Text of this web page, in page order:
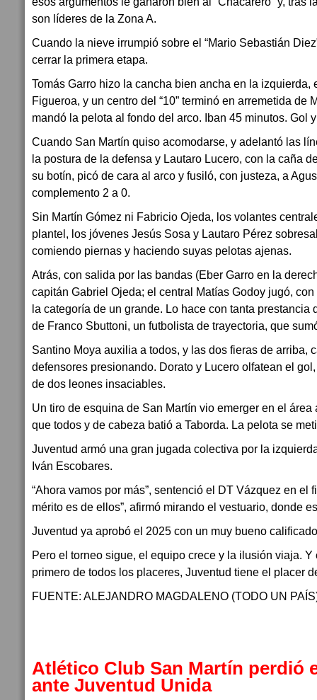
son líderes de la Zona A.
Cuando la nieve irrumpió sobre el “Mario Sebastián
cerrar la primera etapa.
Tomás Garro hizo la cancha bien ancha en la izquierda,
Figueroa, y un centro del “10” terminó en arremetida de
mandó la pelota al fondo del arco. Iban 45 minutos. Gol
Cuando San Martín quiso acomodarse, y adelantó las
la postura de la defensa y Lautaro Lucero, con la caña
su botín, picó de cara al arco y fusiló, con justeza, a
complemento 2 a 0.
Sin Martín Gómez ni Fabricio Ojeda, los volantes
plantel, los jóvenes Jesús Sosa y Lautaro Pérez
comiendo piernas y haciendo suyas pelotas ajenas.
Atrás, con salida por las bandas (Eber Garro en la
capitán Gabriel Ojeda; el central Matías Godoy jugó,
la categoría de un grande. Lo hace con tanta prestancia
de Franco Sbuttoni, un futbolista de trayectoria, que
Santino Moya auxilia a todos, y las dos fieras de arriba,
defensores presionando. Dorato y Lucero olfatean el
de dos leones insaciables.
Un tiro de esquina de San Martín vio emerger en el área
que todos y de cabeza batió a Taborda. La pelota se
Juventud armó una gran jugada colectiva por la
Iván Escobares.
“Ahora vamos por más”, sentenció el DT Vázquez en el
mérito es de ellos”, afirmó mirando el vestuario, donde
Juventud ya aprobó el 2025 con un muy bueno
Pero el torneo sigue, el equipo crece y la ilusión viaja.
primero de todos los placeres, Juventud tiene el placer
FUENTE: ALEJANDRO MAGDALENO (TODO UN
Atlético Club San Martín perdió
ante Juventud Unida